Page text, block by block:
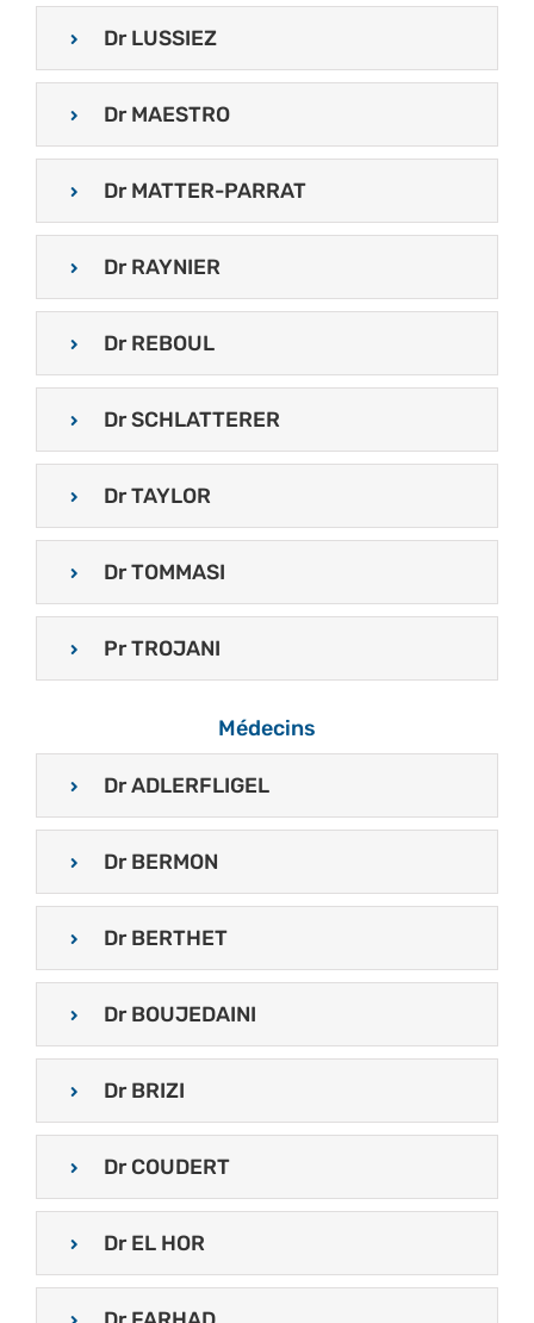
Dr LUSSIEZ
Dr MAESTRO
Dr MATTER-PARRAT
Dr RAYNIER
Dr REBOUL
Dr SCHLATTERER
Dr TAYLOR
Dr TOMMASI
Pr TROJANI
Médecins
Dr ADLERFLIGEL
Dr BERMON
Dr BERTHET
Dr BOUJEDAINI
Dr BRIZI
Dr COUDERT
Dr EL HOR